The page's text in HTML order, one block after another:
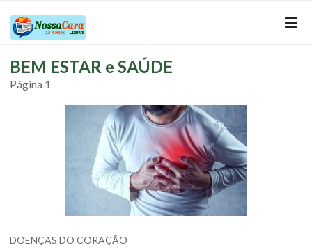
BEM ESTAR e SAÚDE
Página 1
DOENÇAS DO CORAÇÃO